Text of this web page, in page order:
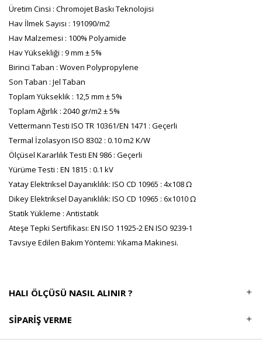
Üretim Cinsi : Chromojet Baskı Teknolojisi
Hav İlmek Sayısı : 191090/m2
Hav Malzemesi : 100% Polyamide
Hav Yüksekliği : 9 mm ± 5%
Birinci Taban : Woven Polypropylene
Son Taban : Jel Taban
Toplam Yükseklik : 12,5 mm ± 5%
Toplam Ağırlık : 2040 gr/m2 ± 5%
Vettermann Testi ISO TR 10361/EN 1471 : Geçerli
Termal İzolasyon ISO 8302 : 0.10 m2 K/W
Ölçüsel Kararlılık Testi EN 986 : Geçerli
Yürüme Testi : EN 1815 : 0.1 kV
Yatay Elektriksel Dayanıklılık: ISO CD 10965 : 4x108 Ω
Dikey Elektriksel Dayanıklılık: ISO CD 10965 : 6x1010 Ω
Statik Yükleme : Antistatik
Ateşe Tepki Sertifikası: EN ISO 11925-2 EN ISO 9239-1
Tavsiye Edilen Bakım Yöntemi: Yıkama Makinesi.
HALI ÖLÇÜSÜ NASIL ALINIR ?
SIPARIŞ VERME